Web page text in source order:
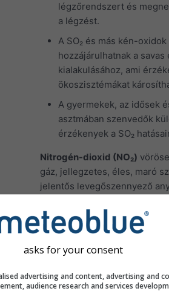
légzőrendszert és
a légzést.
A SO₂ és más kén-oxidok
hozzájárulhatnak a savas
kialakulásához, ami
ökoszisztémákat
A gyermekek, az idősek
asztmában szenvedők
érzékenyek a SO₂
Nitrogén-dioxid (NO₂)
gáz, jellegzetes, éles, maró
jelentős levegőszennyező
tüzelőanyagok – szén, kőolaj
– égetése. A városokban a
dioxid nagy része a
kipufogógázából származik.
dioxid fontos
hozzájárul az ózon
asks for your consent
advertising and content, advertising and
audience research and services